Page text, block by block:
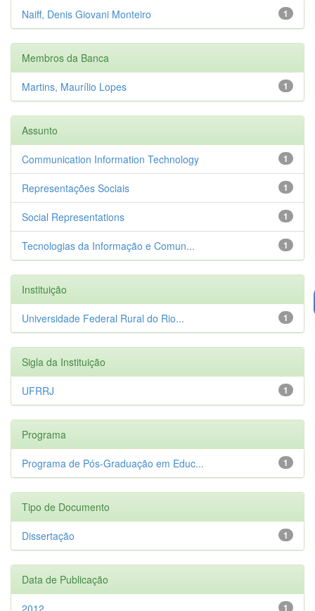
1
Naiff, Denis Giovani Monteiro
Membros da Banca
1
Martins, Maurílio Lopes
Assunto
1
Communication Information Technology
1
Representações Sociais
1
Social Representations
1
Tecnologias da Informação e Comun...
Instituição
1
Universidade Federal Rural do Rio...
Sigla da Instituição
1
UFRRJ
Programa
1
Programa de Pós-Graduação em Educ...
Tipo de Documento
1
Dissertação
Data de Publicação
1
2012